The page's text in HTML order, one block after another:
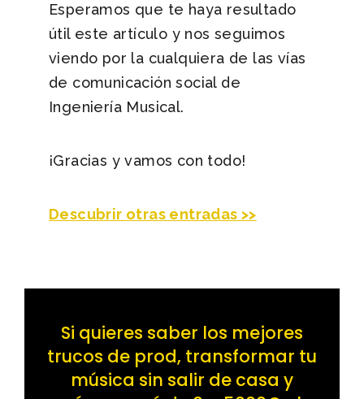
Esperamos que te haya resultado
útil este artículo y nos seguimos
viendo por la cualquiera de las vías
de comunicación social de
Ingeniería Musical.
¡Gracias y vamos con todo!
Descubrir otras entradas >>
Si quieres saber los mejores
trucos de prod, transformar tu
música sin salir de casa y